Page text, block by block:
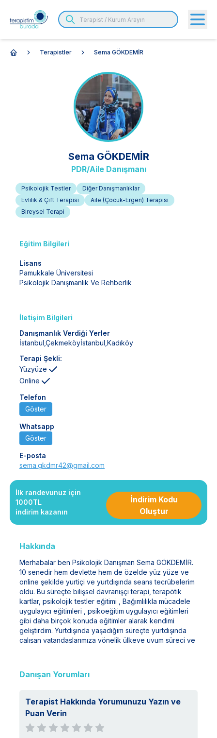
Terapistler Sema GÖKDEMİR
Sema GÖKDEMİR
PDR/Aile Danışmanı
Psikolojik Testler
Diğer Danışmanlıklar
Evlilik & Çift Terapisi
Aile (Çocuk-Ergen) Terapisi
Bireysel Terapi
Eğitim Bilgileri
Lisans
Pamukkale Üniversitesi
Psikolojik Danışmanlık Ve Rehberlik
İletişim Bilgileri
Danışmanlık Verdiği Yerler
İstanbul Çekmeköyİstanbul Kadıköy
Terapi Şekli:
Yüzyüze
Online
Telefon
Göster
Whatsapp
Göster
E-posta
sema.gkdmr42@gmail.com
İlk randevunuz için
1000TL
indirim kazanın
İndirim Kodu
Oluştur
Hakkında
Merhabalar ben Psikolojik Danışman Sema GÖKDEMİR.
10 senedir hem devlette hem de özelde yüz yüze ve
online şekilde yurtiçi ve yurtdışında seans tecrübelerim
oldu. Bu süreçte bilişsel davranışçı terapi, terapötik
kartlar, psikolojik testler eğitimi , Bağımlılıkla mücadele
uygulayıcı eğitimleri , psikoeğitim uygulayıcı eğitimleri
gibi daha birçok konuda eğitimler alarak kendimi
geliştirdim. Yurtdışında yaşadığım süreçte yurtdışında
çalışan vatandaşlarımıza yönelik ülkeye uyum süreci ve
Danışan Yorumları
Terapist Hakkında Yorumunuzu Yazın ve
Puan Verin